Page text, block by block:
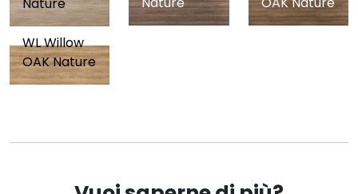
Nature
WL Willow
OAK Nature